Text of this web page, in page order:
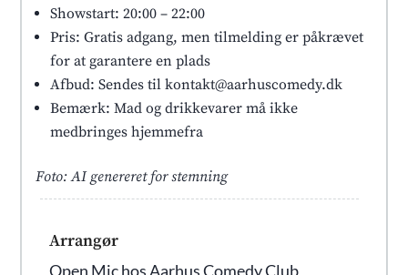
Showstart: 20:00 – 22:00
Pris: Gratis adgang, men tilmelding er påkrævet
for at garantere en plads
Afbud: Sendes til kontakt@aarhuscomedy.dk
Bemærk: Mad og drikkevarer må ikke
medbringes hjemmefra
Foto: AI genereret for stemning
Arrangør
Open Mic hos Aarhus Comedy Club